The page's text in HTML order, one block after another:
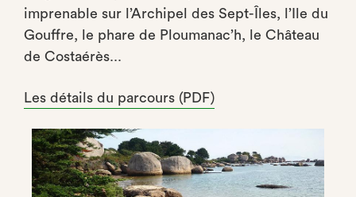
imprenable sur l’Archipel des Sept-Îles, l’Ile du
Gouffre, le phare de Ploumanac’h, le Château
de Costaérès...
Les détails du parcours (PDF)